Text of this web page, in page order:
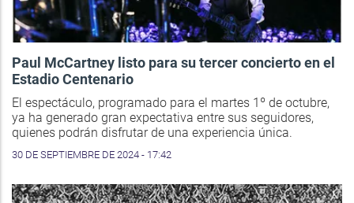
Paul McCartney listo para su tercer concierto en el
Estadio Centenario
El espectáculo, programado para el martes 1º de octubre,
ya ha generado gran expectativa entre sus seguidores,
quienes podrán disfrutar de una experiencia única.
30 DE SEPTIEMBRE DE 2024 - 17:42